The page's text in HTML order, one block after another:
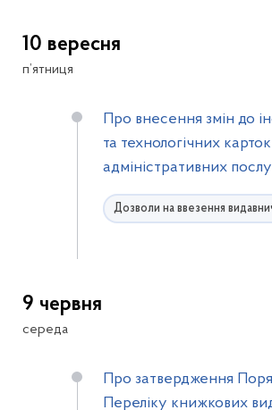
10 вересня
п’ятниця
Про внесення змін до
та технологічних карток
адміністративних
Дозволи на ввезення
9 червня
середа
Про затвердження
Переліку книжкових